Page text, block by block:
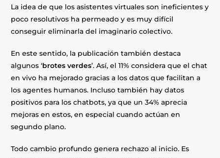
La idea de que los asistentes virtuales son ineficientes y
poco resolutivos ha permeado y es muy difícil
conseguir eliminarla del imaginario colectivo.
En este sentido, la publicación también destaca
algunos ‘brotes verdes’. Así, el 11% considera que el chat
en vivo ha mejorado gracias a los datos que facilitan a
los agentes humanos. Incluso también hay datos
positivos para los chatbots, ya que un 34% aprecia
mejoras en estos, en especial cuando actúan en
segundo plano.
Todo cambio profundo genera rechazo al inicio. Es